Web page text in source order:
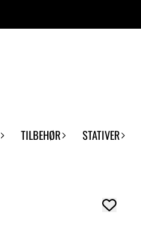
TILBEHØR STATIVER